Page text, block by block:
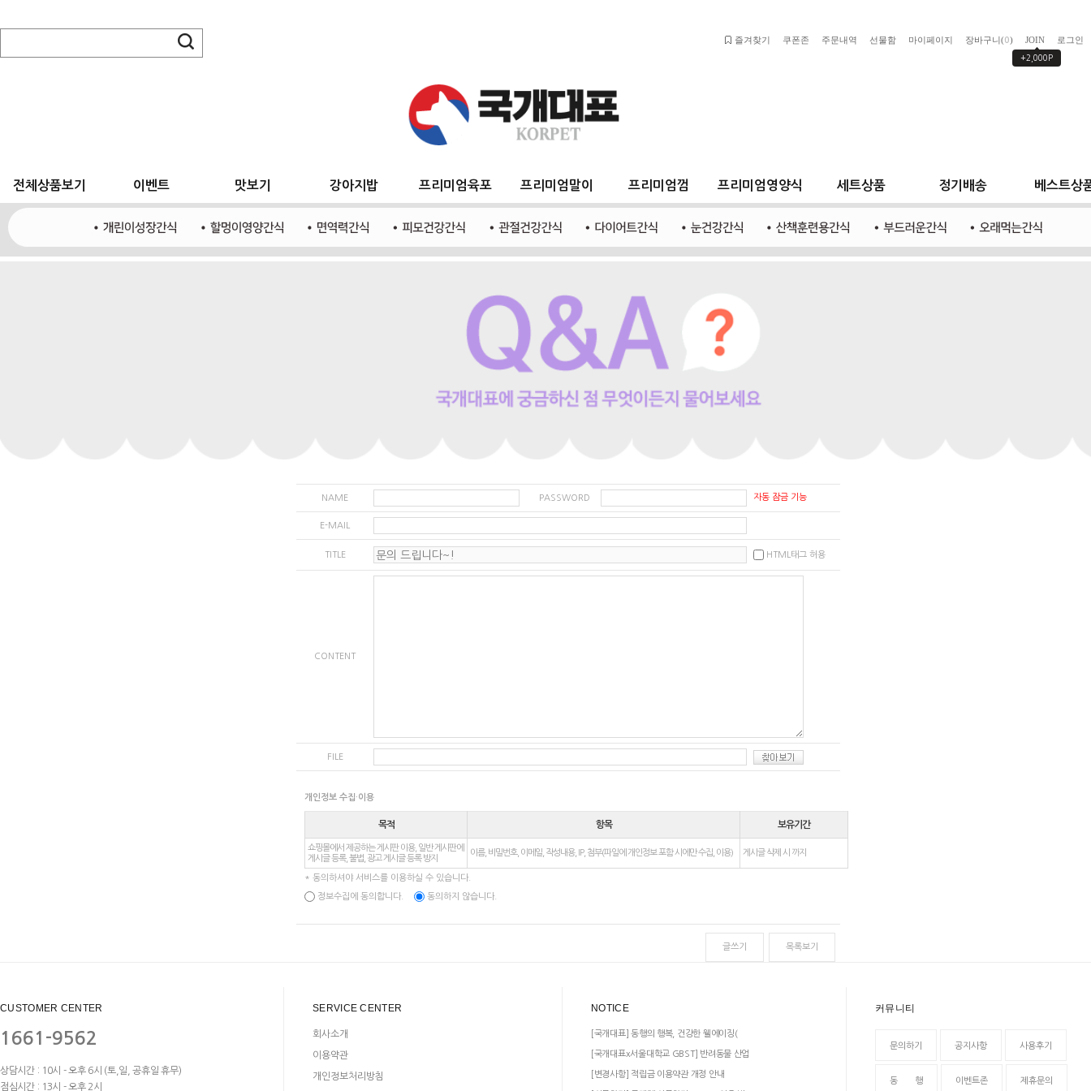
로그인
JOIN
+2,000P
장바구니(0)
마이페이지
선물함
주문내역
쿠폰존
즐겨찾기
전체상품보기 이벤트 맛보기 강아지밥 프리미엄육포 프리미엄말이 프리미엄껌 프리미엄영양식 세트상품 정기배송 베스트상
NAME PASSWORD 자동 잠금 기능
E-MAIL
TITLE HTML태그 허용
CONTENT
FILE
개인정보 수집·이용
목적 항목 보유기간
쇼핑몰에서 제공하는 게시판 이용, 일반 게시판에
게시글 등록, 불법, 광고 게시글 등록 방지
이름, 비밀번호, 이메일, 작성내용, IP, 첨부(파일에 개인정보 포함 시에만 수집, 이용) 게시글 삭제 시 까지
* 동의하셔야 서비스를 이용하실 수 있습니다.
정보수집에 동의합니다. 동의하지 않습니다.
글쓰기 목록보기
CUSTOMER CENTER
1661-9562
상담시간 : 10시 - 오후 6시 (토,일, 공휴일 휴무)
점심시간 : 13시 - 오후 2시
SERVICE CENTER
회사소개
이용약관
개인정보처리방침
NOTICE
[국개대표] 동행의 행복, 건강한 웰에이징(
[국개대표x서울대학교 GBST] 반려동물 산업
[변경사항] 적립금 이용약관 개정 안내
커뮤니티
문의하기 공지사항 사용후기
동 행 이벤트존 제휴문의